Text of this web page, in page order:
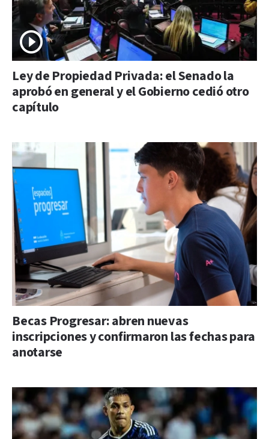
Ley de Propiedad Privada: el Senado la
aprobó en general y el Gobierno cedió otro
capítulo
Becas Progresar: abren nuevas
inscripciones y confirmaron las fechas para
anotarse